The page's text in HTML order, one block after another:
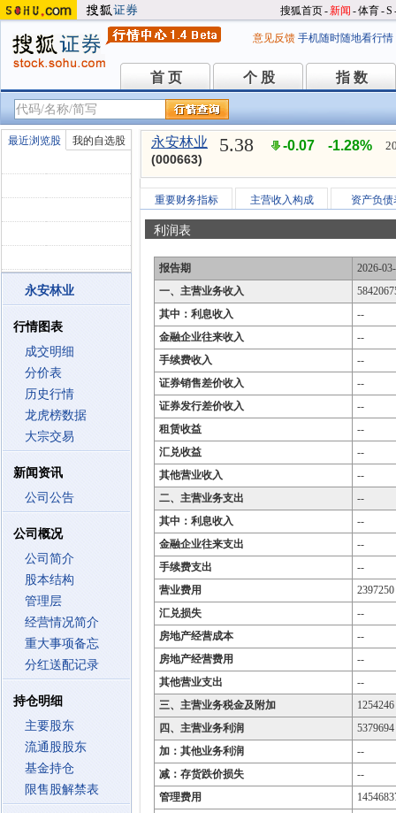
搜狐首页-新闻 -体育-S
意见反馈 手机随时随地看行情
首 页
首 页 个 股
个 股 指 数
指 数
最近浏览股 我的自选股
永安林业
行情图表
成交明细
分价表
历史行情
龙虎榜数据
大宗交易
新闻资讯
公司公告
公司概况
公司简介
股本结构
管理层
经营情况简介
重大事项备忘
分红送配记录
持仓明细
主要股东
流通股股东
基金持仓
限售股解禁表
永安林业
(000663)
5.38 -0.07 -1.28%
重要财务指标 主营收入构成 资产负债
利润表
报告期
2026-
一、主营业务收入
其中：利息收入
--
金融企业往来收入
--
手续费收入
--
证券销售差价收入
--
证券发行差价收入
--
租赁收益
--
汇兑收益
--
其他营业收入
--
二、主营业务支出
--
其中：利息收入
--
金融企业往来支出
--
手续费支出
--
营业费用
2397250
汇兑损失
--
房地产经营成本
--
房地产经营费用
--
其他营业支出
--
三、主营业务税金及附加
1254246
四、主营业务利润
5379694
加：其他业务利润
--
减：存货跌价损失
--
管理费用